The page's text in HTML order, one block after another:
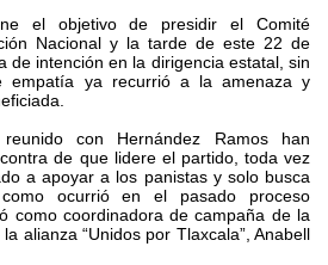
el objetivo de presidir el Comité
Nacional y la tarde de este 22 de
de intención en la dirigencia estatal, sin
empatía ya recurrió a la amenaza y
con Hernández Ramos han
de que lidere el partido, toda vez
a apoyar a los panistas y solo busca
como ocurrió en el pasado proceso
como coordinadora de campaña de la
alianza “Unidos por Tlaxcala”, Anabell